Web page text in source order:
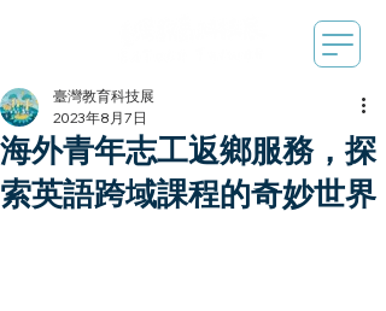
海外青年志工返鄉服務，探
索英語跨域課程的奇妙世界
臺灣教育科技展
2023年8月7日